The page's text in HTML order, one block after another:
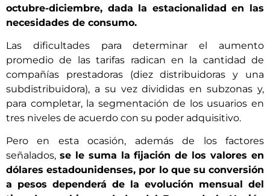
octubre-diciembre, dada la estacionalidad en las
necesidades de consumo.
Las dificultades para determinar el aumento
promedio de las tarifas radican en la cantidad de
compañías prestadoras (diez distribuidoras y una
subdistribuidora), a su vez divididas en subzonas y,
para completar, la segmentación de los usuarios en
tres niveles de acuerdo con su poder adquisitivo.
Pero en esta ocasión, además de los factores
señalados, se le suma la fijación de los valores en
dólares estadounidenses, por lo que su conversión
a pesos dependerá de la evolución mensual del